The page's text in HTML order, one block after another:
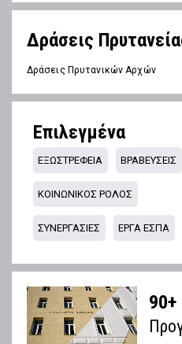
Δράσεις
Δράσεις Πρυτανικών Αρχών
Επιλεγμένα
ΕΞΩΣΤΡΕΦΕΙΑ ΒΡΑΒΕΥΣΕΙΣ
ΚΟΙΝΩΝΙΚΟΣ ΡΟΛΟΣ
ΣΥΝΕΡΓΑΣΙΕΣ ΕΡΓΑ ΕΣΠΑ